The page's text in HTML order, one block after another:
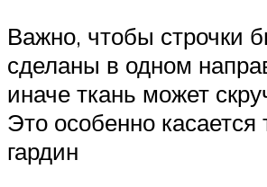
Важно, чтобы строчки
сделаны в одном
иначе ткань может
Это особенно касается
гардин